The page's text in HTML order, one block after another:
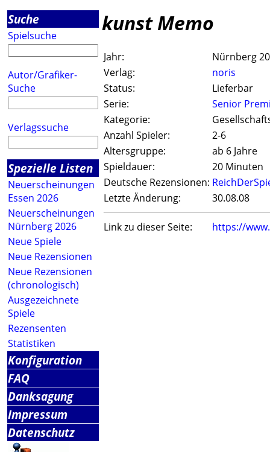
Suche
Spielsuche
Autor/Grafiker-
Suche
Verlagssuche
Spezielle Listen
Neuerscheinungen
Essen 2026
Neuerscheinungen
Nürnberg 2026
Neue Spiele
Neue Rezensionen
Neue Rezensionen
(chronologisch)
Ausgezeichnete
Spiele
Rezensenten
Statistiken
Konfiguration
FAQ
Danksagung
Impressum
Datenschutz
kunst Memo
Jahr:
Nürnberg
Verlag:
noris
Status:
Lieferbar
Serie:
Senior
Kategorie:
Anzahl Spieler:
2-6
Altersgruppe:
ab 6 Jahre
Spieldauer:
20 Minuten
Deutsche Rezensionen:
Letzte Änderung:
30.08.08
Link zu dieser Seite: https://